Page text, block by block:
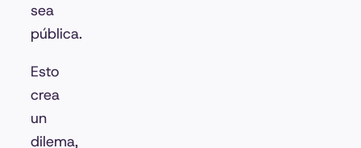
sea
pública.
Esto
crea
un
dilema,